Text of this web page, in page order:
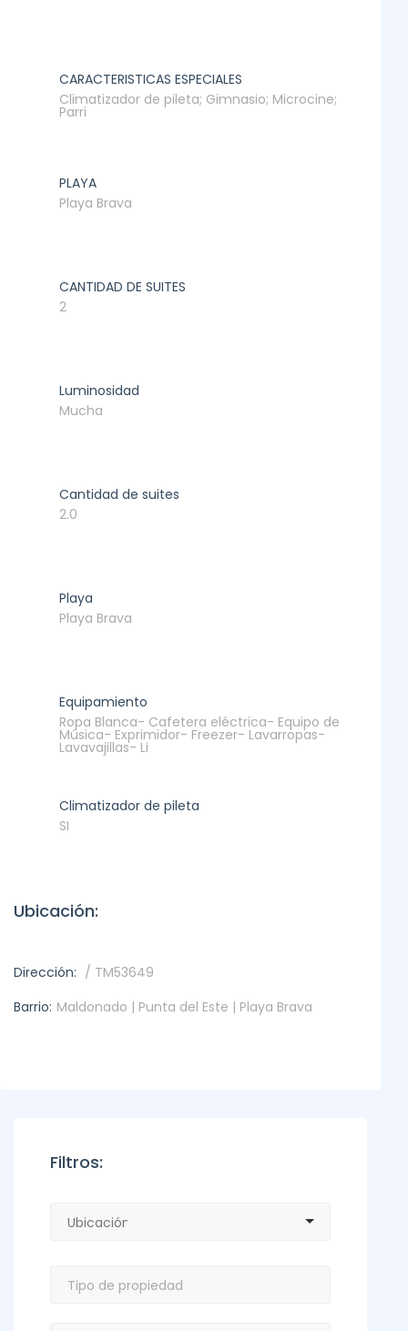
CARACTERISTICAS ESPECIALES
Climatizador de pileta; Gimnasio; Microcine;
Parri
PLAYA
Playa Brava
CANTIDAD DE SUITES
2
Luminosidad
Mucha
Cantidad de suites
2.0
Playa
Playa Brava
Equipamiento
Ropa Blanca- Cafetera eléctrica- Equipo de
Música- Exprimidor- Freezer- Lavarropas-
Lavavajillas- Li
Climatizador de pileta
SI
Ubicación:
Dirección: / TM53649
Barrio: Maldonado | Punta del Este | Playa Brava
Filtros: